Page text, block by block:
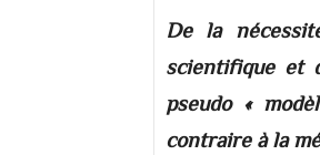
De la
scientifique et
pseudo «
contraire à la